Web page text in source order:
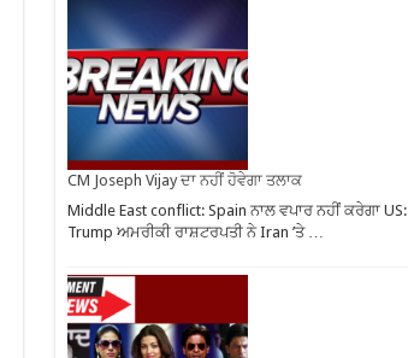
CM Joseph Vijay ਦਾ ਨਹੀਂ ਹੋਵੇਗਾ ਤਲਾਕ
Middle East conflict: Spain ਨਾਲ ਵਪਾਰ ਨਹੀਂ ਕਰੇਗਾ US:
Trump ਅਮਰੀਕੀ ਰਾਸ਼ਟਰਪਤੀ ਨੇ Iran ’ਤੇ …